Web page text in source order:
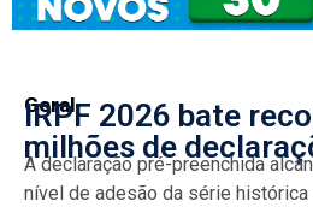
Geral
IRPF 2026 bate
milhões de
A declaração pré-preenchida
nível de adesão da série histórica